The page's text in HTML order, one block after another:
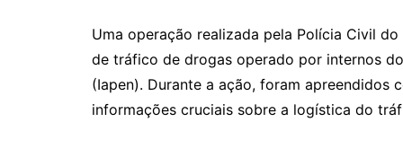
Uma operação realizada pela Polícia Civil
de tráfico de drogas operado por internos
(Iapen). Durante a ação, foram apreendidos
informações cruciais sobre a logística do